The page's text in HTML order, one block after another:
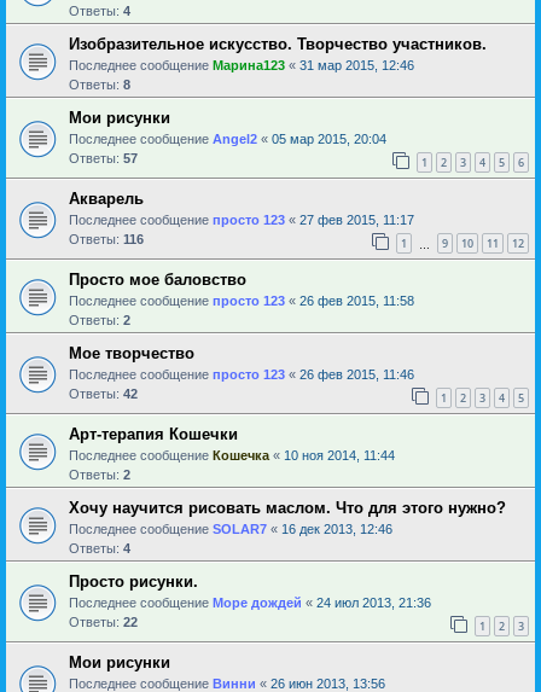
Ответы: 4
Изобразительное искусство. Творчество участников.
Последнее сообщение Марина123 « 31 мар 2015, 12:46
Ответы: 8
Мои рисунки
Последнее сообщение Angel2 « 05 мар 2015, 20:04
Ответы: 57 1 2 3 4 5 6
Акварель
Последнее сообщение просто 123 « 27 фев 2015, 11:17
Ответы: 116 1 9 10 11 12
Просто мое баловство
Последнее сообщение просто 123 « 26 фев 2015, 11:58
Ответы: 2
Мое творчество
Последнее сообщение просто 123 « 26 фев 2015, 11:46
Ответы: 42 1 2 3 4 5
Арт-терапия Кошечки
Последнее сообщение Кошечка « 10 ноя 2014, 11:44
Ответы: 2
Хочу научится рисовать маслом. Что для этого нужно?
Последнее сообщение SOLAR7 « 16 дек 2013, 12:46
Ответы: 4
Просто рисунки.
Последнее сообщение Море дождей « 24 июл 2013, 21:36
Ответы: 22 1 2 3
Мои рисунки
Последнее сообщение Винни « 26 июн 2013, 13:56